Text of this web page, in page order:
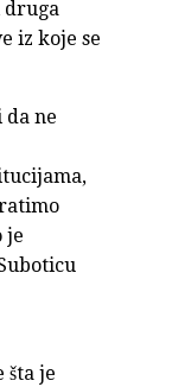
druga
iz koje se
da ne
je
šta je